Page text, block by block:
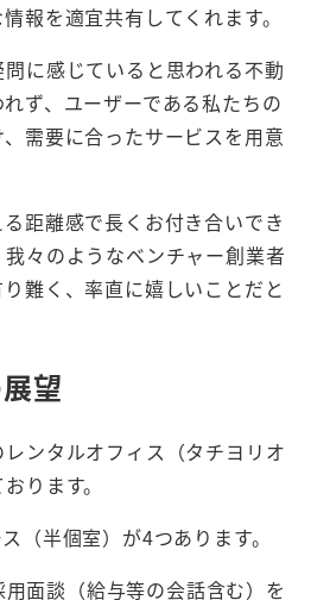
報を適宜共有してくれます。
に感じていると思われる不動
ず、ユーザーである私たちの
需要に合ったサービスを用意
距離感で長くお付き合いでき
々のようなベンチャー創業者
難く、率直に嬉しいことだと
望
レンタルオフィス（タチヨリオ
ります。
（半個室）が4つあります。
面談（給与等の会話含む）を